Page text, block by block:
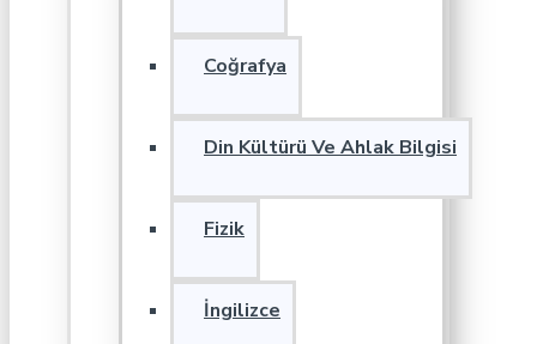
Coğrafya
Din Kültürü Ve Ahlak Bilgisi
Fizik
İngilizce